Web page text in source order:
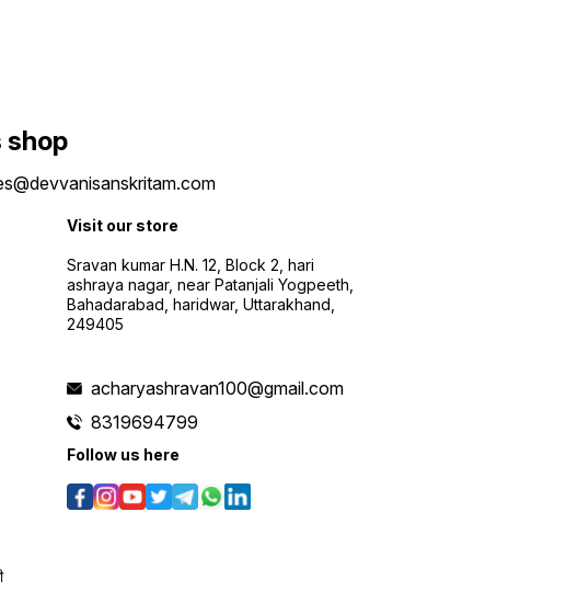
shop
Visit our store
Sravan kumar H.N. 12, Block 2, hari
ashraya nagar, near Patanjali Yogpeeth,
Bahadarabad, haridwar, Uttarakhand,
249405
acharyashravan100@gmail.com
8319694799
Follow us here